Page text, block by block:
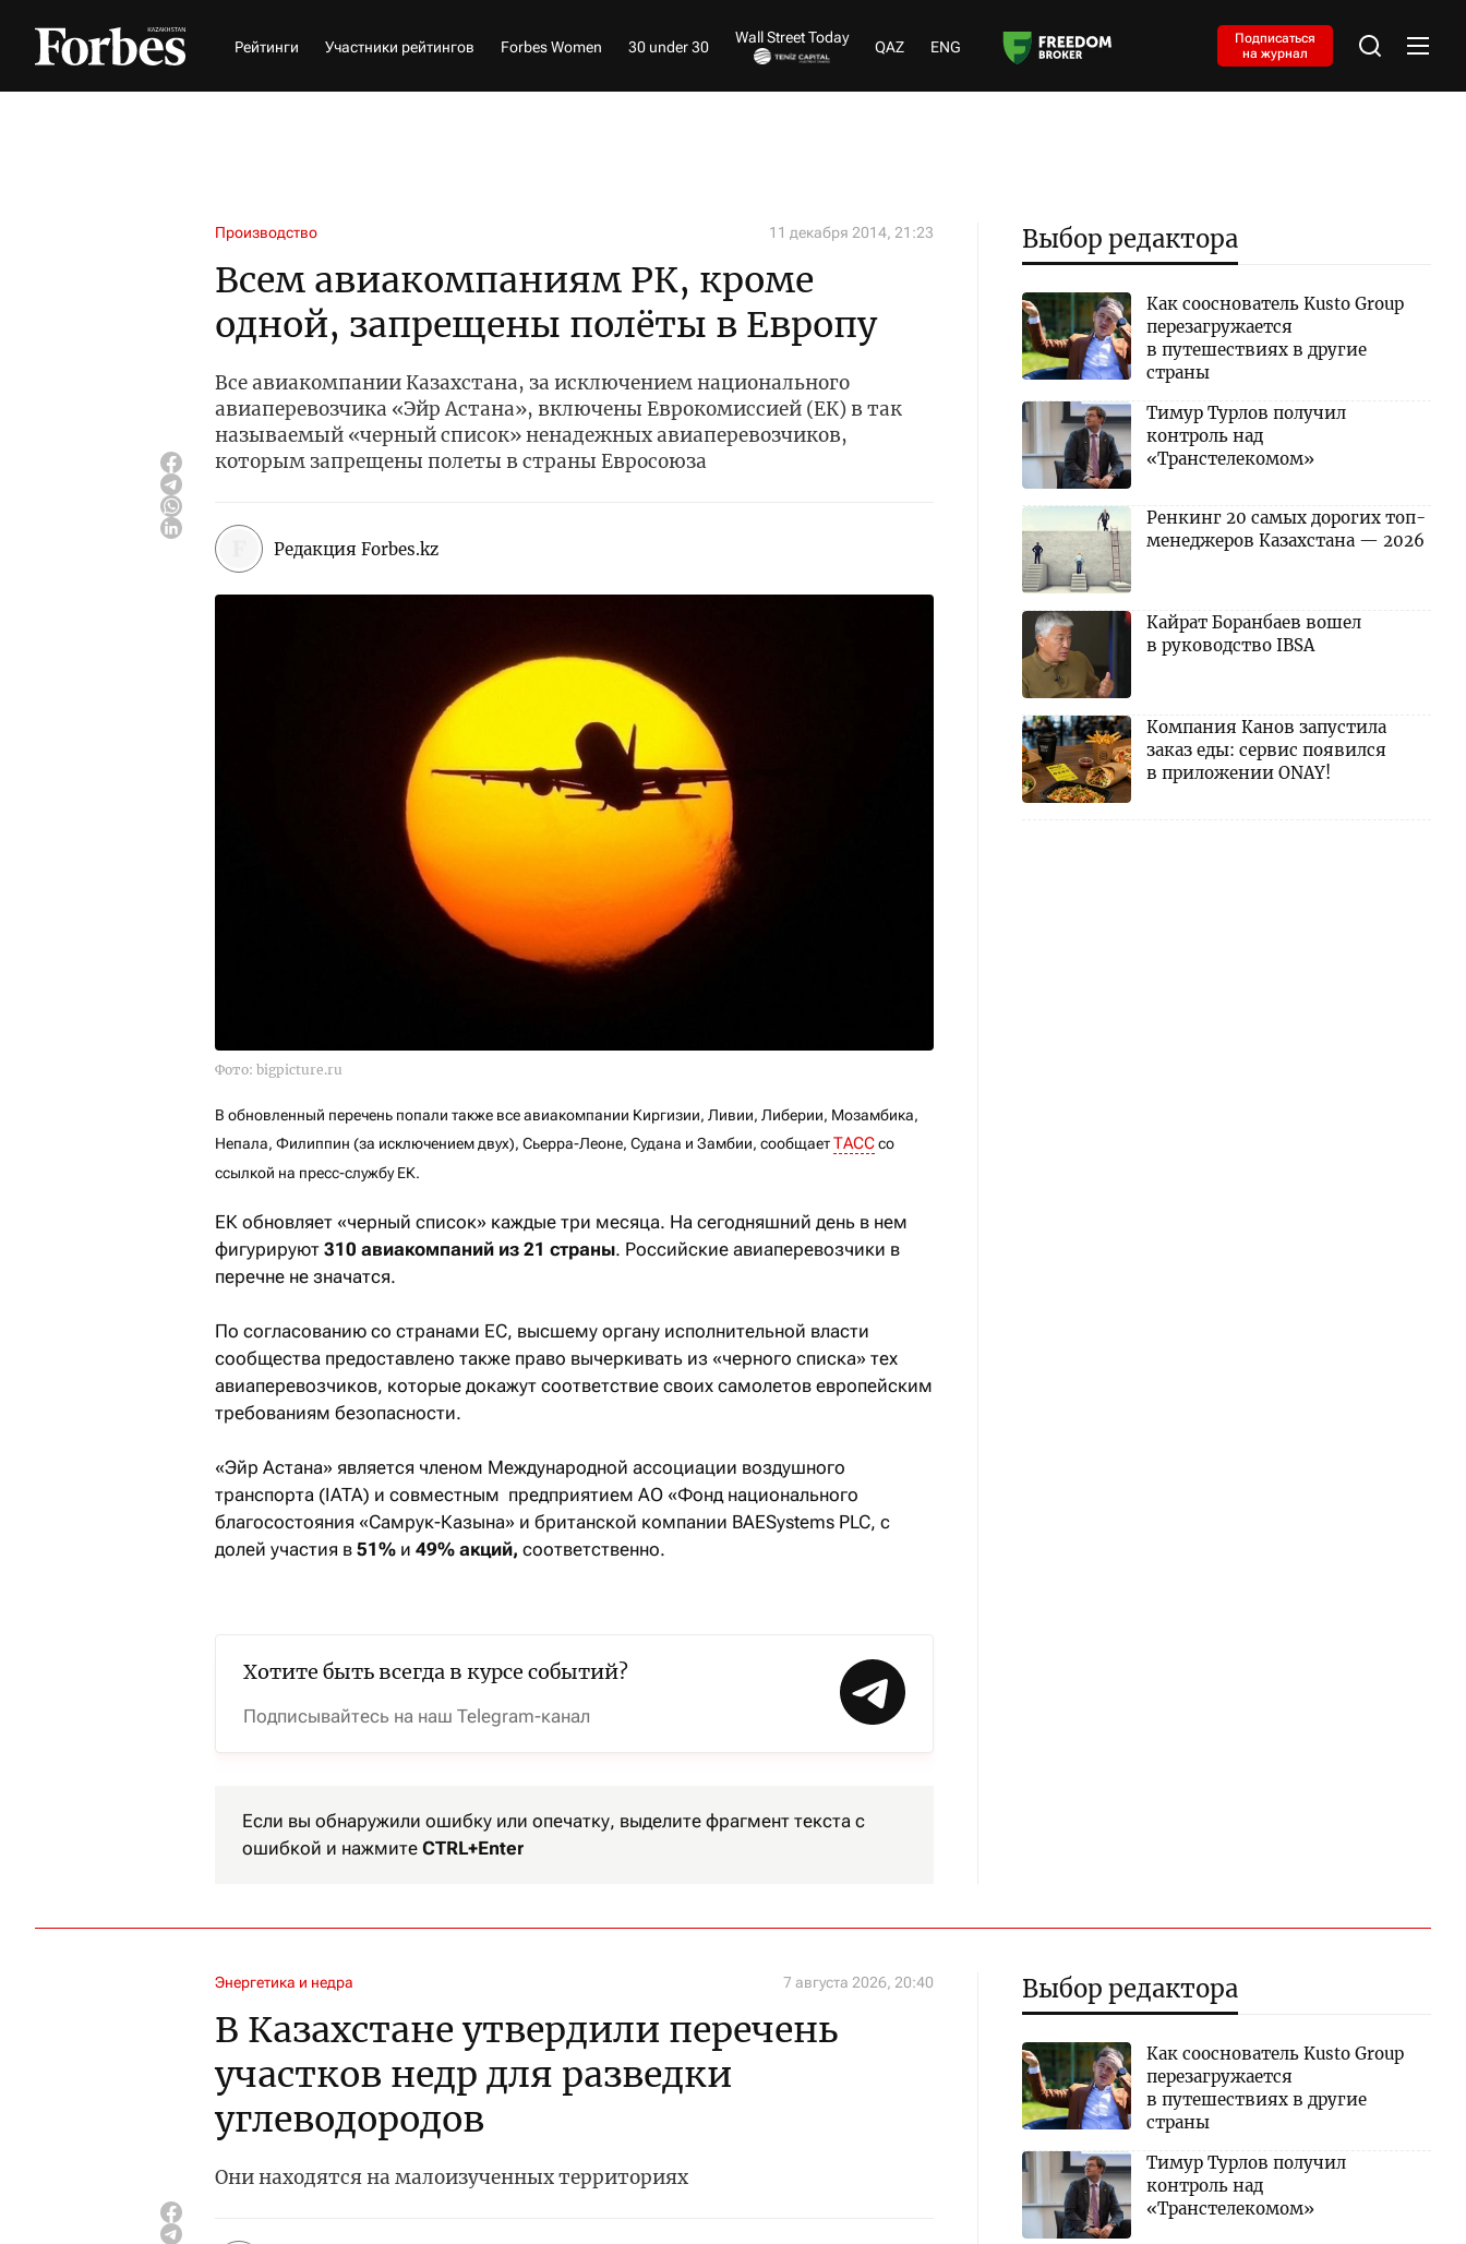
Рейтинги Участники рейтингов Forbes Women 30 under 30
Wall Street Today
QAZ ENG
Подписаться
на журнал
Производство 11 декабря 2014, 21:23
Всем авиакомпаниям РК, кроме
одной, запрещены полёты в Европу
Все авиакомпании Казахстана, за исключением национального
авиаперевозчика «Эйр Астана», включены Еврокомиссией (ЕК) в так
называемый «черный список» ненадежных авиаперевозчиков,
которым запрещены полеты в страны Евросоюза
Редакция Forbes.kz
Фото: bigpicture.ru
В обновленный перечень попали также все авиакомпании Киргизии, Ливии, Либерии, Мозамбика,
Непала, Филиппин (за исключением двух), Сьерра-Леоне, Судана и Замбии, сообщаетТАССсо
ссылкой на пресс-службу ЕК.
ЕК обновляет «черный список» каждые три месяца. На сегодняшний день в нем
фигурируют 310 авиакомпаний из 21 страны. Российские авиаперевозчики в
перечне не значатся.
По согласованию со странами ЕС, высшему органу исполнительной власти
сообщества предоставлено также право вычеркивать из «черного списка» тех
авиаперевозчиков, которые докажут соответствие своих самолетов европейским
требованиям безопасности.
«Эйр Астана» является членом Международной ассоциации воздушного
транспорта (IATA) и совместным предприятием АО «Фонд национального
благосостояния «Самрук-Казына» и британской компании BAESystems PLC, с
долей участия в 51% и 49% акций, соответственно.
Хотите быть всегда в курсе событий?
Подписывайтесь на наш Telegram-канал
Если вы обнаружили ошибку или опечатку, выделите фрагмент текста с
ошибкой и нажмите CTRL+Enter
Выбор редактора
Как сооснователь Kusto Group
перезагружается
в путешествиях в другие
страны
Тимур Турлов получил
контроль над
«Транстелекомом»
Ренкинг 20 самых дорогих топ-
менеджеров Казахстана — 2026
Кайрат Боранбаев вошел
в руководство IBSA
Компания Канов запустила
заказ еды: сервис появился
в приложении ONAY!
Энергетика и недра 7 августа 2026, 20:40
В Казахстане утвердили перечень
участков недр для разведки
углеводородов
Они находятся на малоизученных территориях
Выбор редактора
Как сооснователь Kusto Group
перезагружается
в путешествиях в другие
страны
Тимур Турлов получил
контроль над
«Транстелекомом»